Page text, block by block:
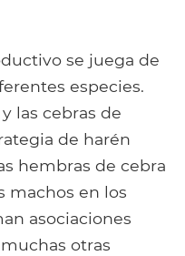
se juega de
especies.
las cebras de
de harén
hembras de cebra
machos en los
asociaciones
otras